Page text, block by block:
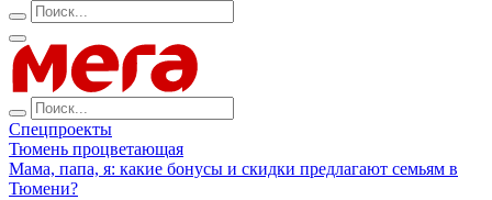
Спецпроекты
Тюмень процветающая
Мама, папа, я: какие бонусы и скидки предлагают семьям в
Тюмени?